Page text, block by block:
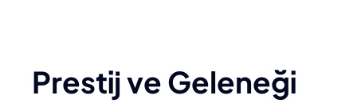
Prestij ve Geleneği